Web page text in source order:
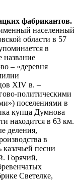
фабрикантов.
населенный
области в 57
в
название
– «деревня
XIV в. –
политическими
поселениями в
купца Думнова
находится в 63 км.
деления,
в
казачьей песни
Горячий,
Светелке,